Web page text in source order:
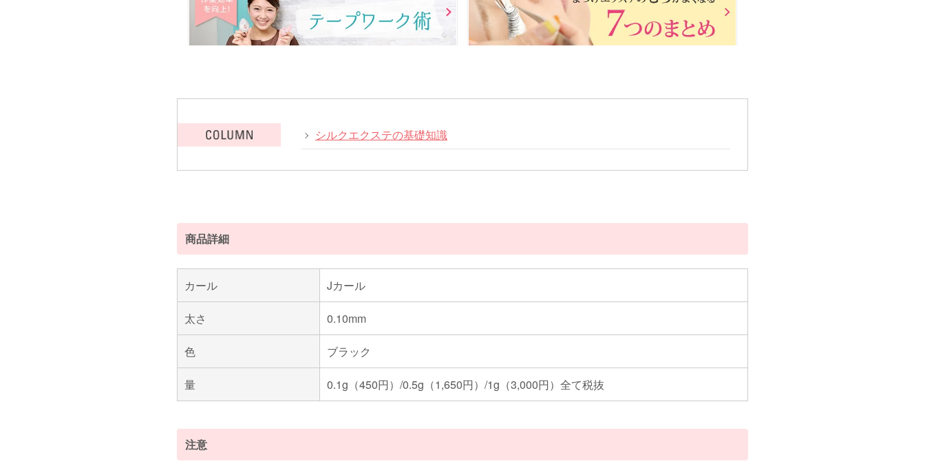
シルクエクステの基礎知識
商品詳細
カール Jカール
太さ 0.10mm
色 ブラック
量 0.1g（450円）/0.5g（1,650円）/1g（3,000円）全て税抜
注意